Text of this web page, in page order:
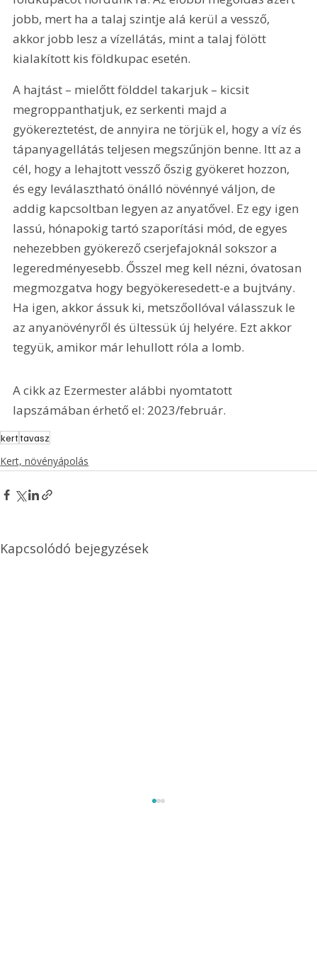
jobb, mert ha a talaj szintje alá kerül a vessző,
akkor jobb lesz a vízellátás, mint a talaj fölött
kialakított kis földkupac esetén.
A hajtást – mielőtt földdel takarjuk – kicsit
megroppanthatjuk, ez serkenti majd a
gyökereztetést, de annyira ne törjük el, hogy a víz és
tápanyagellátás teljesen megszűnjön benne. Itt az a
cél, hogy a lehajtott vessző őszig gyökeret hozzon,
és egy leválasztható önálló növénnyé váljon, de
addig kapcsoltban legyen az anyatővel. Ez egy igen
lassú, hónapokig tartó szaporítási mód, de egyes
nehezebben gyökerező cserjefajoknál sokszor a
legeredményesebb. Ősszel meg kell nézni, óvatosan
megmozgatva hogy begyökeresedett-e a bujtvány.
Ha igen, akkor ássuk ki, metszőollóval válasszuk le
az anyanövényről és ültessük új helyére. Ezt akkor
tegyük, amikor már lehullott róla a lomb.
A cikk az Ezermester alábbi nyomtatott
lapszámában érhető el: 2023/február.
kerttavasz
Kert, növényápolás
Kapcsolódó bejegyzések